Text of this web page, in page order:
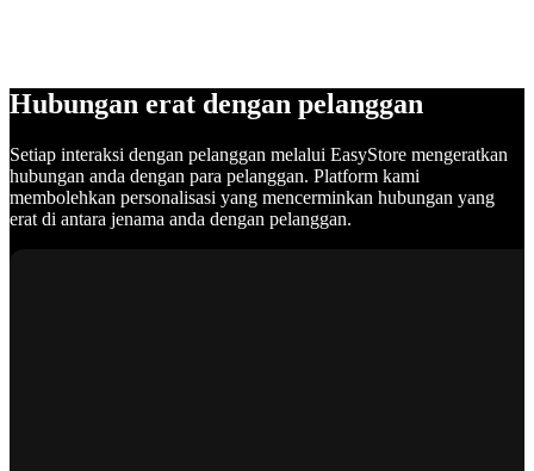
Hubungan erat dengan pelanggan
Setiap interaksi dengan pelanggan melalui EasyStore mengeratkan
hubungan anda dengan para pelanggan. Platform kami
membolehkan personalisasi yang mencerminkan hubungan yang
erat di antara jenama anda dengan pelanggan.